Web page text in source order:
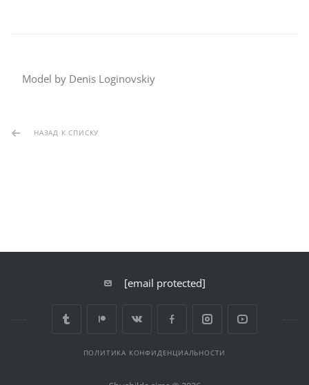
Model by Denis Loginovskiy
НАЗАД К СПИСКУ
[email protected]
ПОЛИТИКА КОНФИДЕНЦИАЛЬНОСТИ